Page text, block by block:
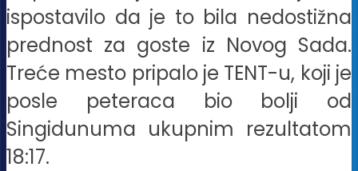
ispostavilo da je to bila nedostižna
prednost za goste iz Novog Sada.
Treće mesto pripalo je TENT-u, koji je
posle peteraca bio bolji od
Singidunuma ukupnim rezultatom
18:17.